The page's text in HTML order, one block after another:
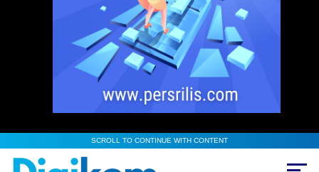
SCROLL TO CONTINUE WITH CONTENT